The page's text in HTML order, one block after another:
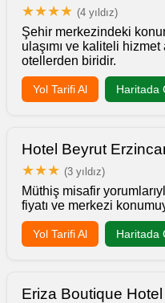
★★★★ (4 yıldız)
Şehir merkezindeki
ulaşımı ve kaliteli
otellerden biridir.
Yol Tarifi Al Haritada
Hotel Beyrut
★★★ (3 yıldız)
Müthiş misafir
fiyatı ve merkezi
Yol Tarifi Al Haritada
Eriza Boutique Hotel